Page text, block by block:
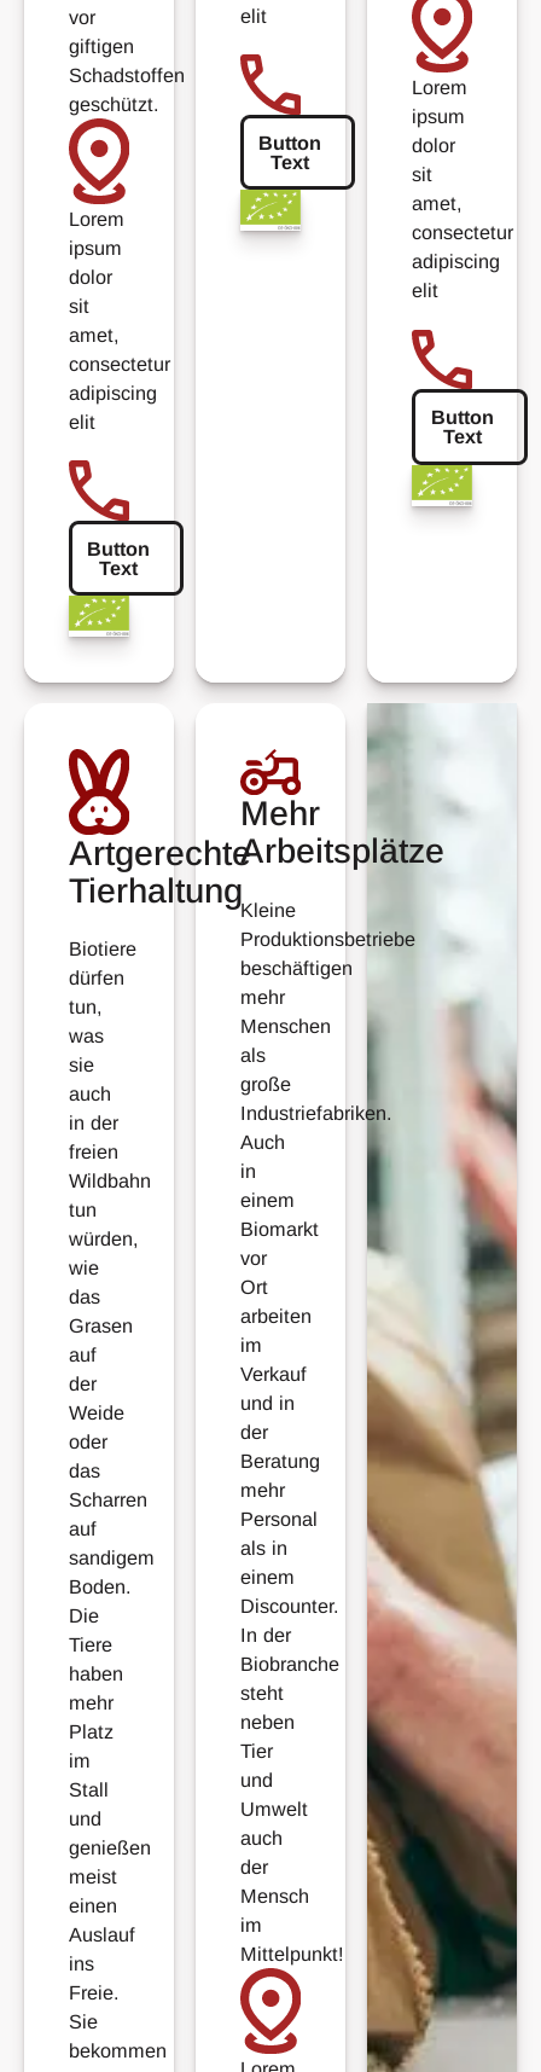
vor
giftigen
Schadstoffen
geschützt.
Lorem
ipsum
dolor
sit
amet,
consectetur
adipiscing
elit
Button Text
Button
Text
elit
Button Text
Button
Text
Lorem
ipsum
dolor
sit
amet,
consectetur
adipiscing
elit
Button Text
Button
Text
Artgerechte
Tierhaltung
Biotiere
dürfen
tun,
was
sie
auch
in der
freien
Wildbahn
tun
würden,
wie
das
Grasen
auf
der
Weide
oder
das
Scharren
auf
sandigem
Boden.
Die
Tiere
haben
mehr
Platz
im
Stall
und
genießen
meist
einen
Auslauf
ins
Freie.
Sie
bekommen
Mehr
Arbeitsplätze
Kleine
Produktionsbetriebe
beschäftigen
mehr
Menschen
als
große
Industriefabriken.
Auch
in
einem
Biomarkt
vor
Ort
arbeiten
im
Verkauf
und in
der
Beratung
mehr
Personal
als in
einem
Discounter.
In der
Biobranche
steht
neben
Tier
und
Umwelt
auch
der
Mensch
im
Mittelpunkt!